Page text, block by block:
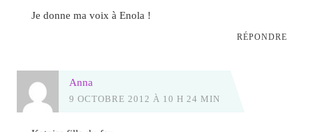
Je donne ma voix à Enola !
RÉPONDRE
Anna
9 OCTOBRE 2012 À 10 H 24 MIN